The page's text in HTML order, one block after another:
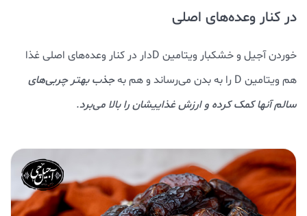
در کنار وعده‌های اصلی
خوردن آجیل و خشکبار ویتامین D‌دار در کنار وعده‌های اصلی غذا
هم ویتامین D را به بدن می‌رساند و هم به
جذب بهتر چربی‌های
سالم آنها کمک کرده و ارزش غذاییشان را بالا می‌برد.